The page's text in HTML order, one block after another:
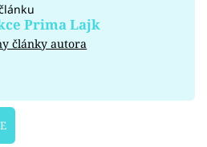
Prima Lajk
články autora